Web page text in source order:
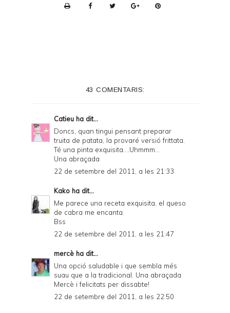
e
n
d
l
a
n
d
P
D
43 COMENTARIS:
Catieu ha dit...
Doncs, quan tingui pensant preparar
truita de patata, la provaré versió frittata.
Té una pinta exquisita....Uhmmm...
Una abraçada
22 de setembre del 2011, a les 21:33
Kako ha dit...
Me parece una receta exquisita, el queso
de cabra me encanta.
Bss
22 de setembre del 2011, a les 21:47
mercè ha dit...
Una opció saludable i que sembla més
suau que a la tradicional. Una abraçada
Mercè i felicitats per dissabte!
22 de setembre del 2011, a les 22:50